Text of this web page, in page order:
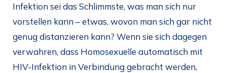
Infektion sei das Schlimmste, was man sich nur
vorstellen kann – etwas, wovon man sich gar nicht
genug distanzieren kann? Wenn sie sich dagegen
verwahren, dass Homosexuelle automatisch mit
HIV-Infektion in Verbindung gebracht werden,